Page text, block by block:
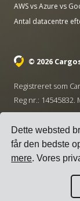
Dette websted
får den bedste
mere. Vores
AWS vs Azure vs
Antal datacentre
© 2026
Registreret som
Reg nr.: 14545832.
+372 5555 0028 ·
Servicevilkår |